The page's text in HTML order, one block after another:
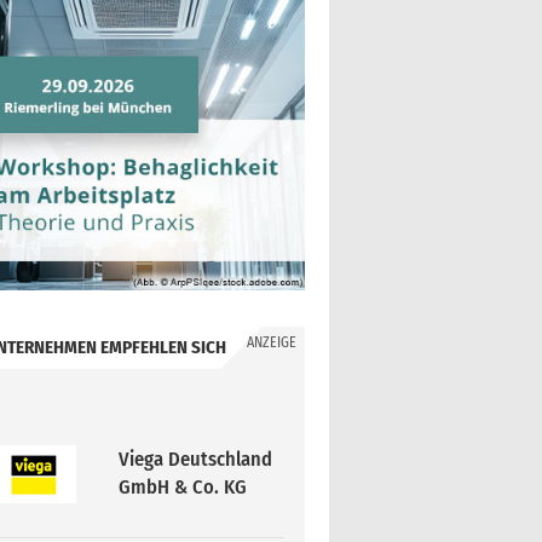
EMPFEHLEN SICH ANZEIGE
Viega Deutschland
GmbH & Co. KG